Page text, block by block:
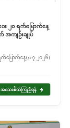
၀ ရက်မြောက်နေ့
က် အကျဉ်းချုပ်
ောက်နေ့ (၈-၇-၂၀၂၆)
အသေးစိတ်ကြည့်ရန်